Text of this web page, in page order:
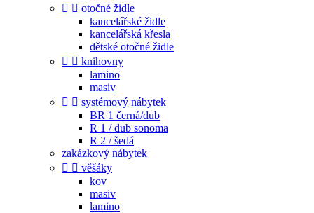
  otočné židle
kancelářské židle
kancelářská křesla
dětské otočné židle
  knihovny
lamino
masiv
  systémový nábytek
BR 1 černá/dub
R 1 / dub sonoma
R 2 / šedá
zakázkový nábytek
  věšáky
kov
masiv
lamino